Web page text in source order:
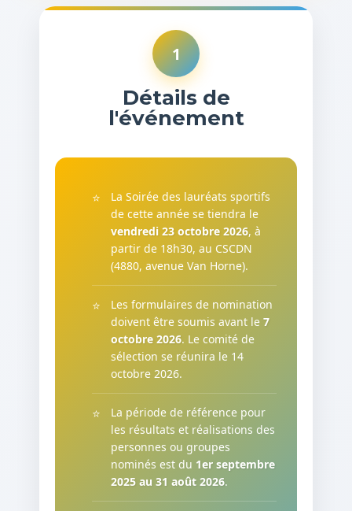
1
Détails de
l'événement
La Soirée des lauréats sportifs
de cette année se tiendra le
vendredi 23 octobre 2026, à
partir de 18h30, au CSCDN
(4880, avenue Van Horne).
Les formulaires de nomination
doivent être soumis avant le 7
octobre 2026. Le comité de
sélection se réunira le 14
octobre 2026.
La période de référence pour
les résultats et réalisations des
personnes ou groupes
nominés est du 1er septembre
2025 au 31 août 2026.